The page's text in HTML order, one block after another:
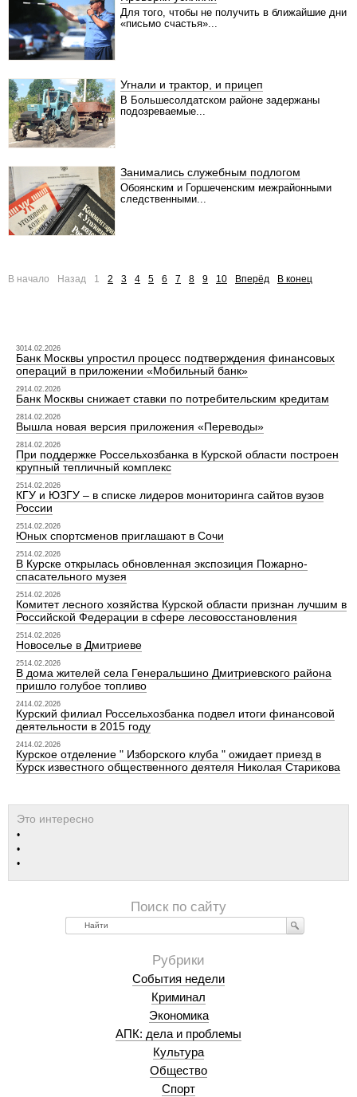
Для того, чтобы не получить в ближайшие дни
«письмо счастья»...
Угнали и трактор, и прицеп
В Большесолдатском районе задержаны
подозреваемые...
Занимались служебным подлогом
Обоянским и Горшеченским межрайонными
следственными...
В начало Назад 1 2 3 4 5 6 7 8 9 10 Вперёд В конец
3014.02.2026
Банк Москвы упростил процесс подтверждения финансовых
операций в приложении «Мобильный банк»
2914.02.2026
Банк Москвы снижает ставки по потребительским кредитам
2814.02.2026
Вышла новая версия приложения «Переводы»
2814.02.2026
При поддержке Россельхозбанка в Курской области построен
крупный тепличный комплекс
2514.02.2026
КГУ и ЮЗГУ – в списке лидеров мониторинга сайтов вузов
России
2514.02.2026
Юных спортсменов приглашают в Сочи
2514.02.2026
В Курске открылась обновленная экспозиция Пожарно-
спасательного музея
2514.02.2026
Комитет лесного хозяйства Курской области признан лучшим в
Российской Федерации в сфере лесовосстановления
2514.02.2026
Новоселье в Дмитриеве
2514.02.2026
В дома жителей села Генеральшино Дмитриевского района
пришло голубое топливо
2414.02.2026
Курский филиал Россельхозбанка подвел итоги финансовой
деятельности в 2015 году
2414.02.2026
Курское отделение " Изборского клуба " ожидает приезд в
Курск известного общественного деятеля Николая Старикова
Найти
События недели
Криминал
Экономика
АПК: дела и проблемы
Культура
Общество
Спорт